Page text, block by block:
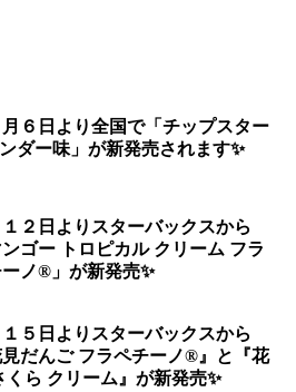
月６日より全国で「チップスター
ダー味」が新発売されます✨
１２日よりスターバックスから
ンゴー トロピカル クリーム フラ
ノ®」が新発売✨
１５日よりスターバックスから
見だんご フラペチーノ®』と『花
くら クリーム』が新発売✨